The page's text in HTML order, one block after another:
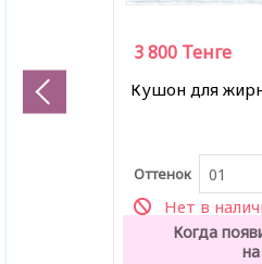
Кушон для
Оттенок 01
Нет в
3 800 Тенге
Когда